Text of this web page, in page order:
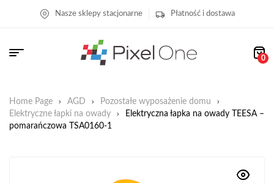
Nasze sklepy stacjonarne Płatność i dostawa
0
Home Page AGD
Pozostałe wyposażenie domu
Elektryczne łapki na owady
Elektryczna łapka na owady TEESA –
pomarańczowa TSA0160-1